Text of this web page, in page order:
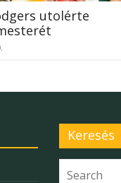
utolérte
Keresés